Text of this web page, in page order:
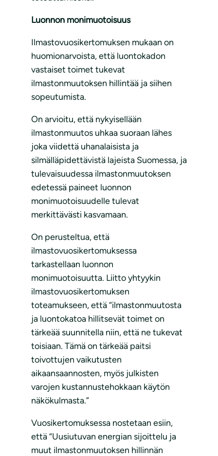
Luonnon monimuotoisuus
Ilmastovuosikertomuksen mukaan on
huomionarvoista, että luontokadon
vastaiset toimet tukevat
ilmastonmuutoksen hillintää ja siihen
sopeutumista.
On arvioitu, että nykyisellään
ilmastonmuutos uhkaa suoraan lähes
joka viidettä uhanalaisista ja
silmälläpidettävistä lajeista Suomessa, ja
tulevaisuudessa ilmastonmuutoksen
edetessä paineet luonnon
monimuotoisuudelle tulevat
merkittävästi kasvamaan.
On perusteltua, että
ilmastovuosikertomuksessa
tarkastellaan luonnon
monimuotoisuutta. Liitto yhtyykin
ilmastovuosikertomuksen
toteamukseen, että “ilmastonmuutosta
ja luontokatoa hillitsevät toimet on
tärkeää suunnitella niin, että ne tukevat
toisiaan. Tämä on tärkeää paitsi
toivottujen vaikutusten
aikaansaannosten, myös julkisten
varojen kustannustehokkaan käytön
näkökulmasta.”
Vuosikertomuksessa nostetaan esiin,
että “Uusiutuvan energian sijoittelu ja
muut ilmastonmuutoksen hillinnän